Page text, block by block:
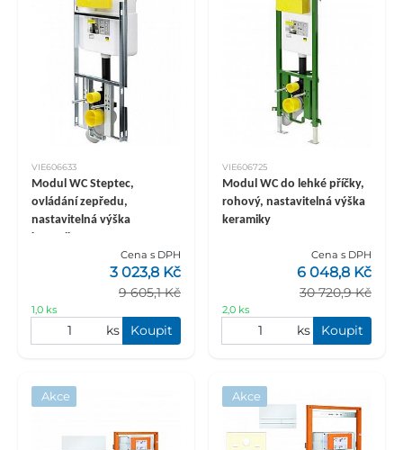
VIE606633
Modul WC Steptec,
ovládání zepředu,
nastavitelná výška
keramiky
Cena s DPH
9 605,1 Kč
3 023,8 Kč
1,0 ks
ks Koupit
VIE606725
Modul WC do lehké příčky,
rohový, nastavitelná výška
keramiky
Cena s DPH
30 720,9 Kč
6 048,8 Kč
2,0 ks
ks Koupit
Akce Akce